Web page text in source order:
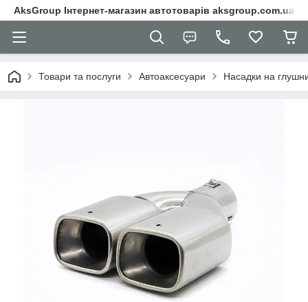
AksGroup Інтернет-магазин автотоварів aksgroup.com.ua
Товари та послуги Автоаксесуари Насадки на